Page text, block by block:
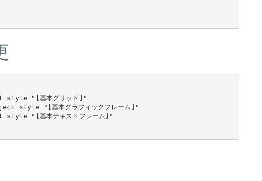
"[基本グリッド]"
style "[基本グラフィックフレーム]"
"[基本テキストフレーム]"